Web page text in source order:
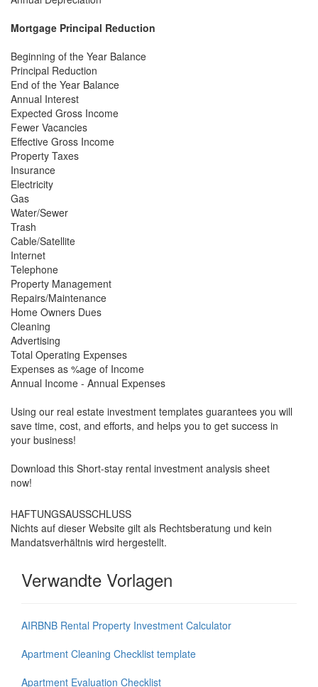
Mortgage Principal Reduction
Beginning of the Year Balance
Principal Reduction
End of the Year Balance
Annual Interest
Expected Gross Income
Fewer Vacancies
Effective Gross Income
Property Taxes
Insurance
Electricity
Gas
Water/Sewer
Trash
Cable/Satellite
Internet
Telephone
Property Management
Repairs/Maintenance
Home Owners Dues
Cleaning
Advertising
Total Operating Expenses
Expenses as %age of Income
Annual Income - Annual Expenses
Using our real estate investment templates guarantees you will
save time, cost, and efforts, and helps you to get success in
your business!
Download this Short-stay rental investment analysis sheet
now!
HAFTUNGSAUSSCHLUSS
Nichts auf dieser Website gilt als Rechtsberatung und kein
Mandatsverhältnis wird hergestellt.
Verwandte Vorlagen
AIRBNB Rental Property Investment Calculator
Apartment Cleaning Checklist template
Apartment Evaluation Checklist